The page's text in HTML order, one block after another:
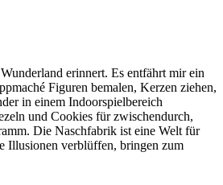
erinnert. Es entfährt mir ein
Figuren bemalen, Kerzen ziehen,
in einem Indoorspielbereich
und Cookies für zwischendurch,
Die Naschfabrik ist eine Welt für
Illusionen verblüffen, bringen zum